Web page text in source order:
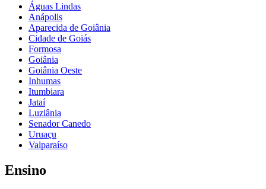
Águas Lindas
Anápolis
Aparecida de Goiânia
Cidade de Goiás
Formosa
Goiânia
Goiânia Oeste
Inhumas
Itumbiara
Jataí
Luziânia
Senador Canedo
Uruaçu
Valparaíso
Ensino